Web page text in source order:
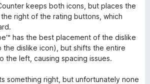
keeps both icons, but places the
right of the rating buttons, which
has the best placement of the dislike
dislike icon), but shifts the entire
the left, causing spacing issues.
something right, but unfortunately none